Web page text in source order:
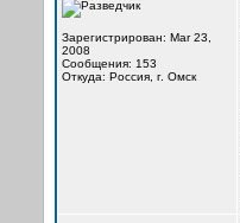
Зарегистрирован: Mar 23,
2008
Сообщения: 153
Откуда: Россия, г. Омск